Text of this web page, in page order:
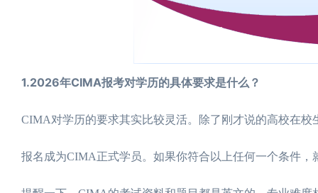
1.2026年CIMA报考对学历的具体要求是什么？
CIMA对学历的要求其实比较灵活。除了刚才说的高校在
报名成为CIMA正式学员。如果你符合以上任何一个条件